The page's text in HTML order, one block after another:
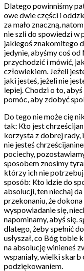
Dlatego powinniśmy
owe dwie części i
za mało znaczną,
nie szli do spowiedzi w
jakiegoś znakomitego
jedynie, abyśmy coś
przychodzić i mówić,
człowiekiem. Jeżeli
jaki jesteś, jeżeli nie
lepiej. Chodzi o to,
pomóc, aby zdobyć
Do tego nie może cię
tak: Kto jest
korzysta z dobrej rady,
nie jesteś
pociechy,
sposobem znosimy
którzy ich nie
sposób: Kto idzie do
absolucji, ten niechaj
przekonaniu, że
wyspowiadanie się,
napominamy, abyś się.
dlatego, żeby spełnić
usłyszał, co Bóg tobie
na absolucję winieneś
wspaniały, wielki
podziękowaniem.